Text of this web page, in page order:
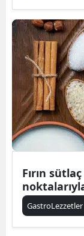
Fırın
GastroLezzetler